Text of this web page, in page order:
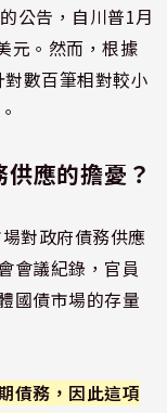
公告，自川普1月
元。然而，根據
數百筆相對較小
應的擔憂？
對政府債務供應
會議紀錄，官員
國債市場的存量
債務，因此這項